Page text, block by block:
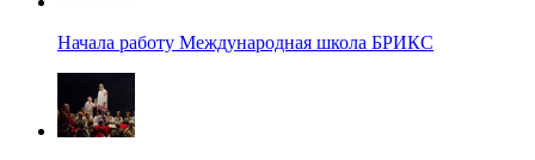
Начала работу Международная школа БРИКС